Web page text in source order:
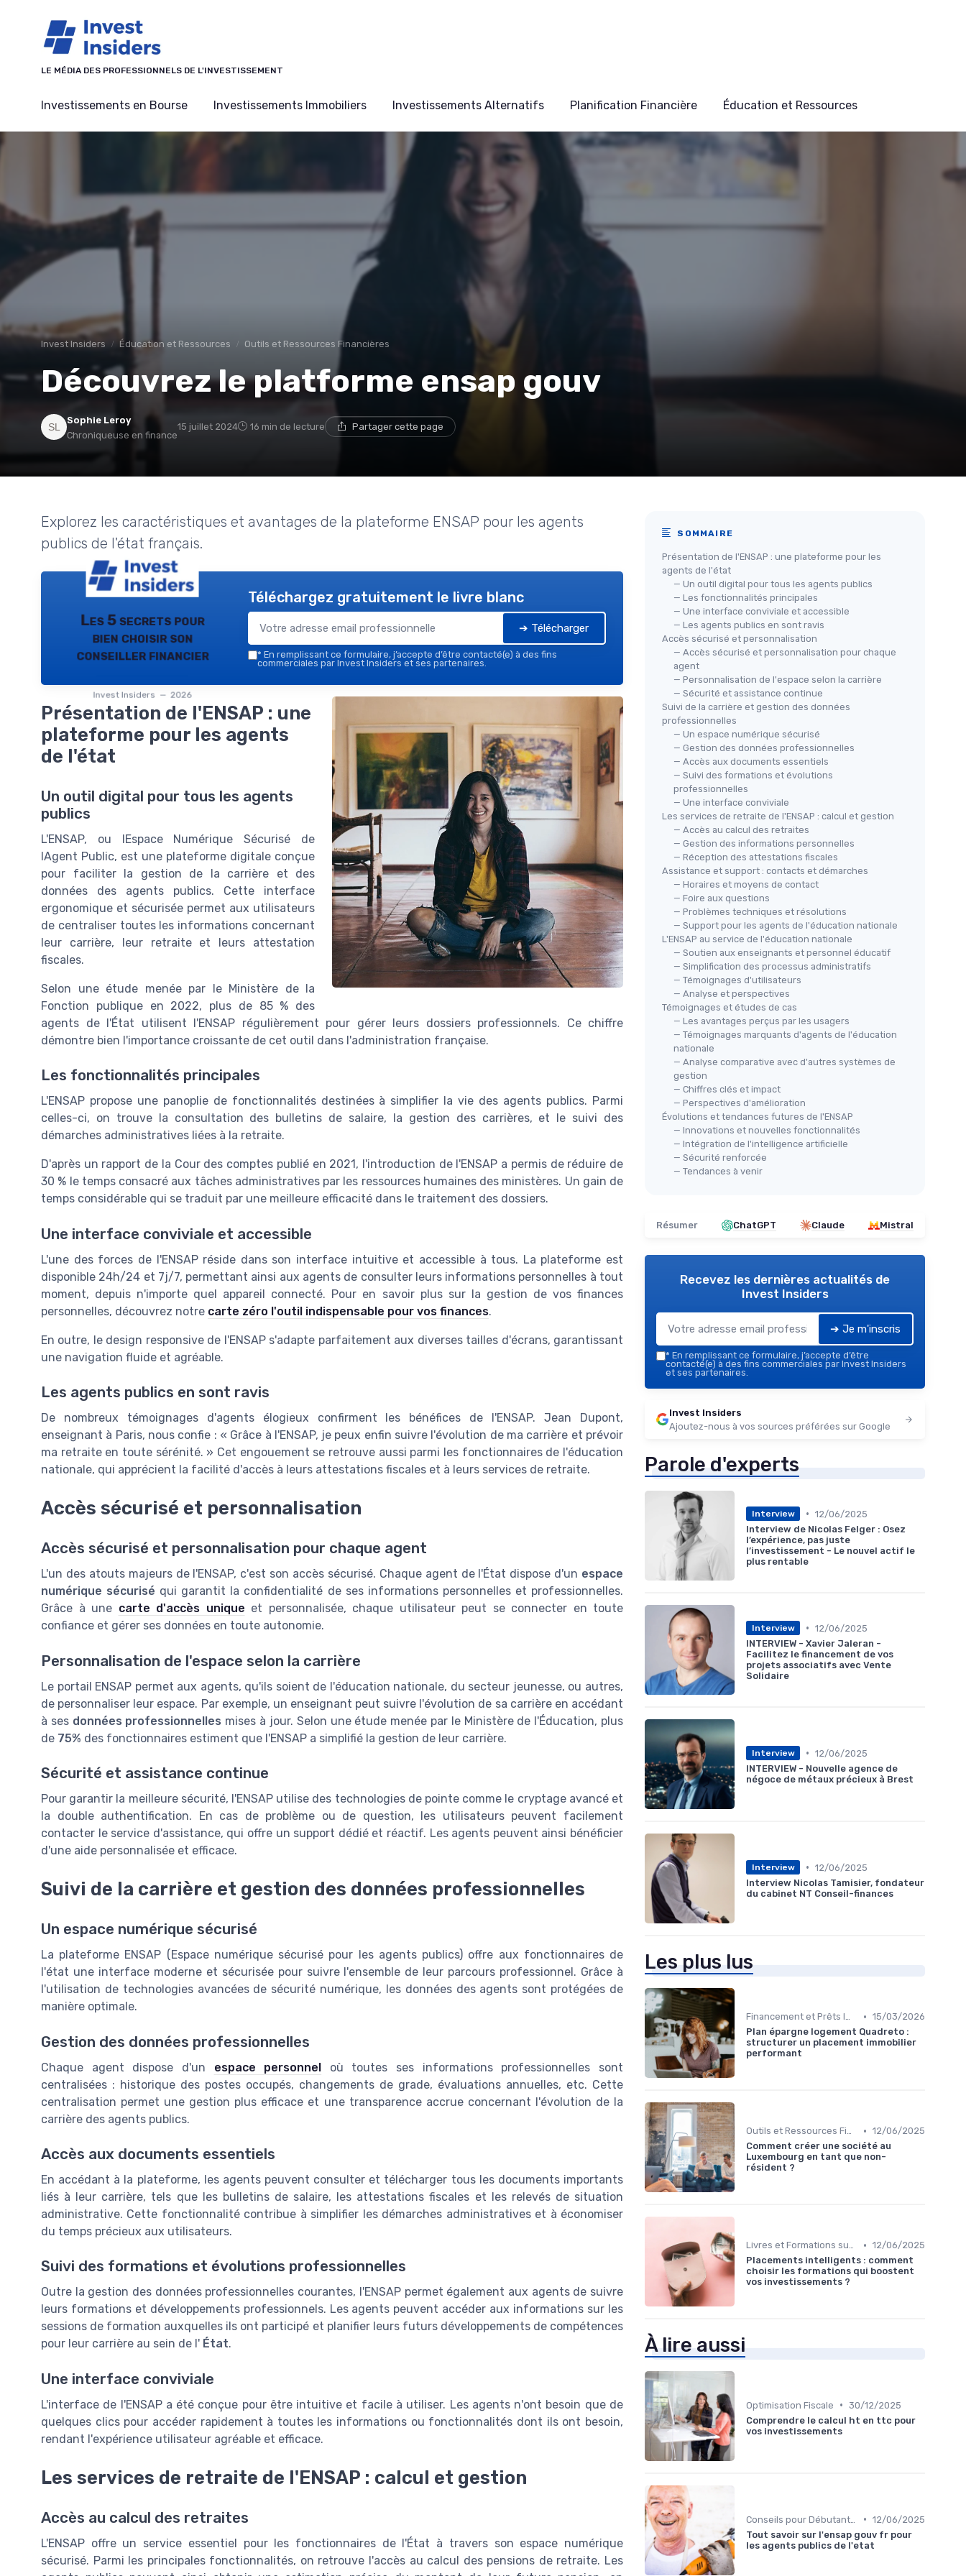
LE MÉDIA DES PROFESSIONNELS DE L'INVESTISSEMENT
Investissements en Bourse Investissements Immobiliers Investissements Alternatifs Planification Financière Éducation et Ressources
Invest Insiders Éducation et Ressources Outils et Ressources Financières
Découvrez le platforme ensap gouv
Sophie Leroy
Chroniqueuse en finance
15 juillet 2024 16 min de lecture Partager cette page
Explorez les caractéristiques et avantages de la plateforme ENSAP pour les agents
publics de l'état français.
Les 5 secrets pour
bien choisir son
conseiller financier
Invest Insiders — 2026
Téléchargez gratuitement le livre blanc
➔ Télécharger
* En remplissant ce formulaire, j’accepte d’être contacté(e) à des fins
commerciales par Invest Insiders et ses partenaires.
Présentation de l'ENSAP : une
plateforme pour les agents
de l'état
Un outil digital pour tous les agents
publics
L'ENSAP, ou lEspace Numérique Sécurisé de
lAgent Public, est une plateforme digitale conçue
pour faciliter la gestion de la carrière et des
données des agents publics. Cette interface
ergonomique et sécurisée permet aux utilisateurs
de centraliser toutes les informations concernant
leur carrière, leur retraite et leurs attestation
fiscales.
Selon une étude menée par le Ministère de la
Fonction publique en 2022, plus de 85 % des
agents de l'État utilisent l'ENSAP régulièrement pour gérer leurs dossiers professionnels. Ce chiffre
démontre bien l'importance croissante de cet outil dans l'administration française.
Les fonctionnalités principales
L'ENSAP propose une panoplie de fonctionnalités destinées à simplifier la vie des agents publics. Parmi
celles-ci, on trouve la consultation des bulletins de salaire, la gestion des carrières, et le suivi des
démarches administratives liées à la retraite.
D'après un rapport de la Cour des comptes publié en 2021, l'introduction de l'ENSAP a permis de réduire de
30 % le temps consacré aux tâches administratives par les ressources humaines des ministères. Un gain de
temps considérable qui se traduit par une meilleure efficacité dans le traitement des dossiers.
Une interface conviviale et accessible
L'une des forces de l'ENSAP réside dans son interface intuitive et accessible à tous. La plateforme est
disponible 24h/24 et 7j/7, permettant ainsi aux agents de consulter leurs informations personnelles à tout
moment, depuis n'importe quel appareil connecté. Pour en savoir plus sur la gestion de vos finances
personnelles, découvrez notre carte zéro l'outil indispensable pour vos finances.
En outre, le design responsive de l'ENSAP s'adapte parfaitement aux diverses tailles d'écrans, garantissant
une navigation fluide et agréable.
Les agents publics en sont ravis
De nombreux témoignages d'agents élogieux confirment les bénéfices de l'ENSAP. Jean Dupont,
enseignant à Paris, nous confie : « Grâce à l'ENSAP, je peux enfin suivre l'évolution de ma carrière et prévoir
ma retraite en toute sérénité. » Cet engouement se retrouve aussi parmi les fonctionnaires de l'éducation
nationale, qui apprécient la facilité d'accès à leurs attestations fiscales et à leurs services de retraite.
Accès sécurisé et personnalisation
Accès sécurisé et personnalisation pour chaque agent
L'un des atouts majeurs de l'ENSAP, c'est son accès sécurisé. Chaque agent de l'État dispose d'un espace
numérique sécurisé qui garantit la confidentialité de ses informations personnelles et professionnelles.
Grâce à une carte d'accès unique et personnalisée, chaque utilisateur peut se connecter en toute
confiance et gérer ses données en toute autonomie.
Personnalisation de l'espace selon la carrière
Le portail ENSAP permet aux agents, qu'ils soient de l'éducation nationale, du secteur jeunesse, ou autres,
de personnaliser leur espace. Par exemple, un enseignant peut suivre l'évolution de sa carrière en accédant
à ses données professionnelles mises à jour. Selon une étude menée par le Ministère de l'Éducation, plus
de 75% des fonctionnaires estiment que l'ENSAP a simplifié la gestion de leur carrière.
Sécurité et assistance continue
Pour garantir la meilleure sécurité, l'ENSAP utilise des technologies de pointe comme le cryptage avancé et
la double authentification. En cas de problème ou de question, les utilisateurs peuvent facilement
contacter le service d'assistance, qui offre un support dédié et réactif. Les agents peuvent ainsi bénéficier
d'une aide personnalisée et efficace.
Suivi de la carrière et gestion des données professionnelles
Un espace numérique sécurisé
La plateforme ENSAP (Espace numérique sécurisé pour les agents publics) offre aux fonctionnaires de
l'état une interface moderne et sécurisée pour suivre l'ensemble de leur parcours professionnel. Grâce à
l'utilisation de technologies avancées de sécurité numérique, les données des agents sont protégées de
manière optimale.
Gestion des données professionnelles
Chaque agent dispose d'un espace personnel où toutes ses informations professionnelles sont
centralisées : historique des postes occupés, changements de grade, évaluations annuelles, etc. Cette
centralisation permet une gestion plus efficace et une transparence accrue concernant l'évolution de la
carrière des agents publics.
Accès aux documents essentiels
En accédant à la plateforme, les agents peuvent consulter et télécharger tous les documents importants
liés à leur carrière, tels que les bulletins de salaire, les attestations fiscales et les relevés de situation
administrative. Cette fonctionnalité contribue à simplifier les démarches administratives et à économiser
du temps précieux aux utilisateurs.
Suivi des formations et évolutions professionnelles
Outre la gestion des données professionnelles courantes, l'ENSAP permet également aux agents de suivre
leurs formations et développements professionnels. Les agents peuvent accéder aux informations sur les
sessions de formation auxquelles ils ont participé et planifier leurs futurs développements de compétences
pour leur carrière au sein de l' État.
Une interface conviviale
L'interface de l'ENSAP a été conçue pour être intuitive et facile à utiliser. Les agents n'ont besoin que de
quelques clics pour accéder rapidement à toutes les informations ou fonctionnalités dont ils ont besoin,
rendant l'expérience utilisateur agréable et efficace.
Les services de retraite de l'ENSAP : calcul et gestion
Accès au calcul des retraites
L'ENSAP offre un service essentiel pour les fonctionnaires de l'État à travers son espace numérique
sécurisé. Parmi les principales fonctionnalités, on retrouve l'accès au calcul des pensions de retraite. Les
SOMMAIRE
Présentation de l'ENSAP : une plateforme pour les
agents de l'état
— Un outil digital pour tous les agents publics
— Les fonctionnalités principales
— Une interface conviviale et accessible
— Les agents publics en sont ravis
Accès sécurisé et personnalisation
— Accès sécurisé et personnalisation pour chaque
agent
— Personnalisation de l'espace selon la carrière
— Sécurité et assistance continue
Suivi de la carrière et gestion des données
professionnelles
— Un espace numérique sécurisé
— Gestion des données professionnelles
— Accès aux documents essentiels
— Suivi des formations et évolutions
professionnelles
— Une interface conviviale
Les services de retraite de l'ENSAP : calcul et gestion
— Accès au calcul des retraites
— Gestion des informations personnelles
— Réception des attestations fiscales
Assistance et support : contacts et démarches
— Horaires et moyens de contact
— Foire aux questions
— Problèmes techniques et résolutions
— Support pour les agents de l'éducation nationale
L'ENSAP au service de l'éducation nationale
— Soutien aux enseignants et personnel éducatif
— Simplification des processus administratifs
— Témoignages d'utilisateurs
— Analyse et perspectives
Témoignages et études de cas
— Les avantages perçus par les usagers
— Témoignages marquants d'agents de l'éducation
nationale
— Analyse comparative avec d'autres systèmes de
gestion
— Chiffres clés et impact
— Perspectives d'amélioration
Évolutions et tendances futures de l'ENSAP
— Innovations et nouvelles fonctionnalités
— Intégration de l'intelligence artificielle
— Sécurité renforcée
— Tendances à venir
Résumer ChatGPT Claude Mistral
Recevez les dernières actualités de
Invest Insiders
➔ Je m'inscris
* En remplissant ce formulaire, j’accepte d’être
contacté(e) à des fins commerciales par Invest Insiders
et ses partenaires.
Invest Insiders
Ajoutez-nous à vos sources préférées sur Google
Parole d'experts
Interview • 12/06/2025
Interview de Nicolas Felger : Osez
l’expérience, pas juste
l’investissement - Le nouvel actif le
plus rentable
Interview • 12/06/2025
INTERVIEW - Xavier Jaleran -
Facilitez le financement de vos
projets associatifs avec Vente
Solidaire
Interview • 12/06/2025
INTERVIEW - Nouvelle agence de
négoce de métaux précieux à Brest
Interview • 12/06/2025
Interview Nicolas Tamisier, fondateur
du cabinet NT Conseil-finances
Les plus lus
Financement et Prêts Immobiliers • 15/03/2026
Plan épargne logement Quadreto :
structurer un placement immobilier
performant
Outils et Ressources Financières • 12/06/2025
Comment créer une société au
Luxembourg en tant que non-
résident ?
Livres et Formations sur l'Investissement • 12/06/2025
Placements intelligents : comment
choisir les formations qui boostent
vos investissements ?
À lire aussi
Optimisation Fiscale • 30/12/2025
Comprendre le calcul ht en ttc pour
vos investissements
• 12/06/2025
Tout savoir sur l'ensap gouv fr pour
les agents publics de l'etat